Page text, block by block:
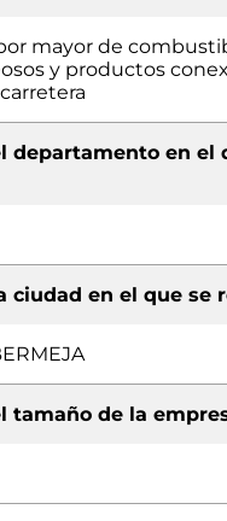
mayor de
y productos
departamento en el
ciudad en el que se
tamaño de la